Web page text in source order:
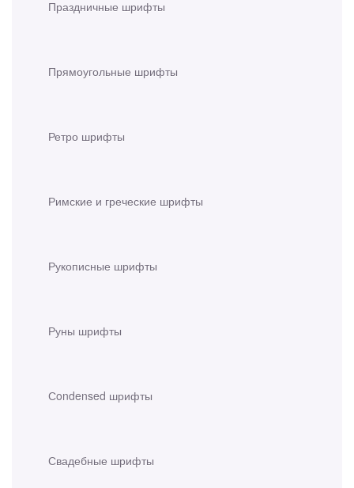
Праздничные шрифты
Прямоугольные шрифты
Ретро шрифты
Римские и греческие шрифты
Рукописные шрифты
Руны шрифты
Сondensed шрифты
Свадебные шрифты